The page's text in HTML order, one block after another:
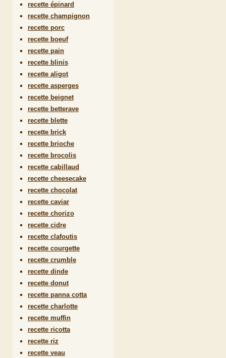
recette épinard
recette champignon
recette porc
recette boeuf
recette pain
recette blinis
recette aligot
recette asperges
recette beignet
recette betterave
recette blette
recette brick
recette brioche
recette brocolis
recette cabillaud
recette cheesecake
recette chocolat
recette caviar
recette chorizo
recette cidre
recette clafoutis
recette courgette
recette crumble
recette dinde
recette donut
recette panna cotta
recette charlotte
recette muffin
recette ricotta
recette riz
recette veau